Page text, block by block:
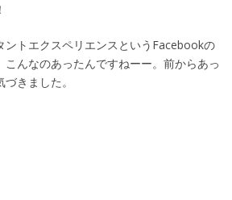
ントエクスペリエンスというFacebookの
んなのあったんですねーー。前からあっ
きました。